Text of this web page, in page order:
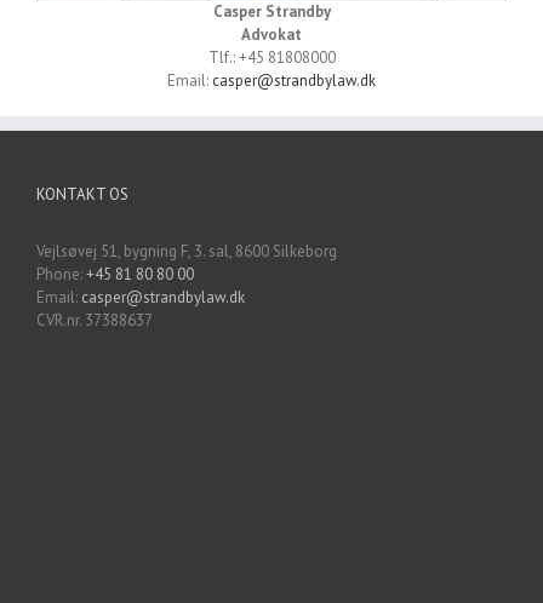
Casper Strandby
Advokat
Tlf.: +45 81808000
Email: casper@strandbylaw.dk
KONTAKT OS
Vejlsøvej 51, bygning F, 3. sal, 8600 Silkeborg
Phone:+45 81 80 80 00
Email: casper@strandbylaw.dk
CVR.nr. 37388637